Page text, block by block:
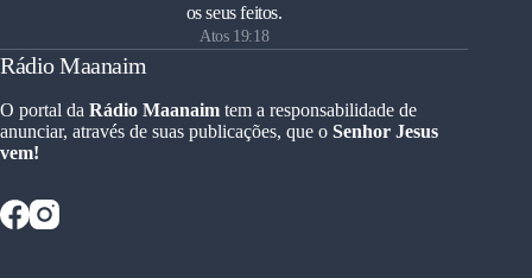
os seus feitos.
Atos 19:18
Rádio Maanaim
O portal da Rádio Maanaim tem a responsabilidade de
anunciar, através de suas publicações, que o Senhor Jesus
vem!